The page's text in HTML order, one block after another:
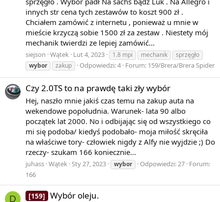
innych str cena tych zestawów to koszt 900 zł .
Chciałem zamówić z internetu , ponieważ u mnie w
mieście krzyczą sobie 1500 zł za zestaw . Niestety mój
mechanik twierdzi ze lepiej zamówić...
siejson Wątek Lut 4, 2023 1.8 mpi mechanik
sprzęgło
wybor
zakup Odpowiedzi: 4 Forum: 159/Brera/Brera Spider
Czy 2.0TS to na prawdę taki zły wybór
Hej, naszło mnie jakiś czas temu na zakup auta na
wekendowe popołudnia. Warunek- lata 90 albo
początek lat 2000. No i odbijając się od wszystkiego co
mi się podoba/ kiedyś podobało- moja miłość skręciła
na właściwe tory- człowiek nigdy z Alfy nie wyjdzie ;) Do
rzeczy- szukam 166 koniecznie...
juhass Wątek Sty 27, 2023 wybor Odpowiedzi: 27 Forum:
166
D [159] Wybór oleju.